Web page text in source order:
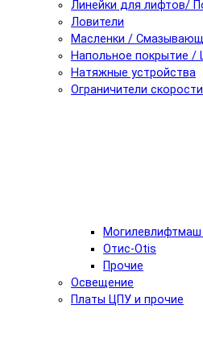
Линейки для лифтов/
Ловители
Масленки /
Напольное покрытие /
Натяжные устройства
Ограничители скорости
Отис-Otis
Прочие
Освещение
Платы ЦПУ и прочие